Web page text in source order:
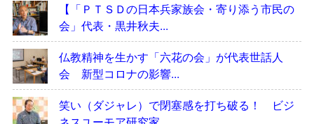
【「ＰＴＳＤの日本兵家族会・寄り添う市民の
会」代表・黒井秋夫...
仏教精神を生かす「六花の会」が代表世話人
会 新型コロナの影響...
笑い（ダジャレ）で閉塞感を打ち破る！ ビジ